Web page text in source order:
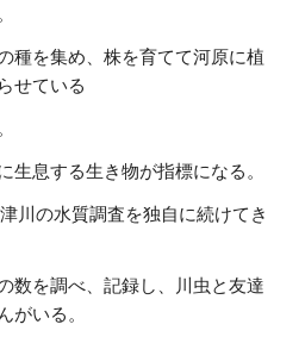
種を集め、株を育てて河原に植
せている
生息する生き物が指標になる。
川の水質調査を独自に続けてき
数を調べ、記録し、川虫と友達
がいる。